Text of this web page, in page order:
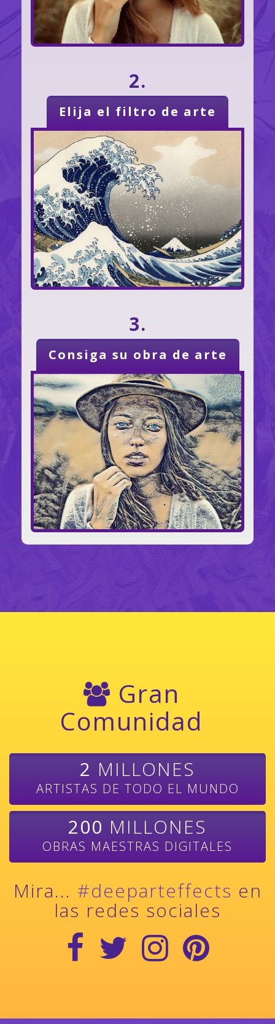
2.
Elija el filtro de arte
3.
Consiga su obra de arte
Gran
Comunidad
2 MILLONES
ARTISTAS DE TODO EL MUNDO
200 MILLONES
OBRAS MAESTRAS DIGITALES
Mira... #deeparteffects en
las redes sociales